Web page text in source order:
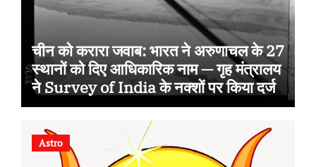
चीन को करारा जवाब: भारत ने अरुणाचल के 27
स्थानों को दिए आधिकारिक नाम — गृह मंत्रालय
ने Survey of India के नक्शों पर किया दर्ज
Astro